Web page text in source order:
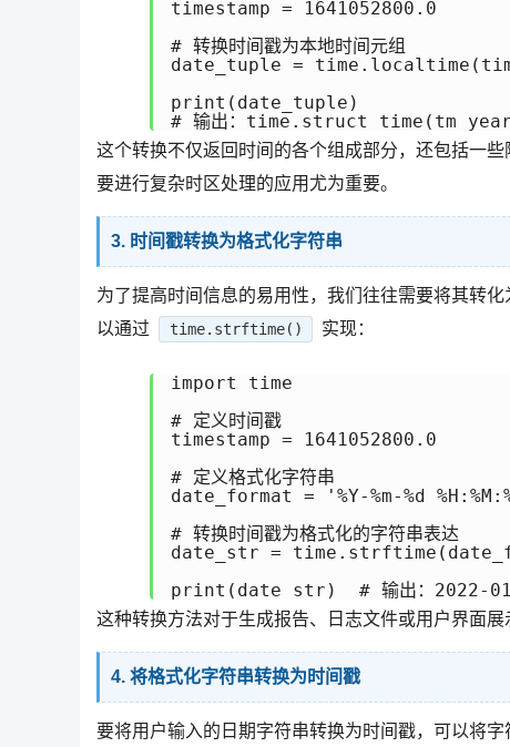
timestamp = 1641052800.0
# 转换时间戳为本地时间元组
date_tuple =
print(date_tuple)
这个转换不仅返回时间的各个组成部分，还包括一
要进行复杂时区处理的应用尤为重要。
3. 时间戳转换为格式化字符串
为了提高时间信息的易用性，我们往往需要将其转
以通过
time.strftime() 实现：
import time
# 定义时间戳
timestamp = 1641052800.0
# 定义格式化字符串
date_format = '%Y-%m-%d
# 转换时间戳为格式化的字符串表达
date_str =
这种转换方法对于生成报告、日志文件或用户界面
4. 将格式化字符串转换为时间戳
要将用户输入的日期字符串转换为时间戳，可以将